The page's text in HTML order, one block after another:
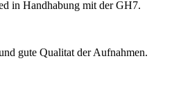
in Handhabung mit der GH7.
gute Qualitat der Aufnahmen.